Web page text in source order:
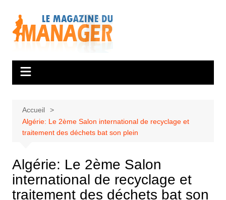
contenu
Accueil
Algérie: Le 2ème Salon international de recyclage et
traitement des déchets bat son plein
Algérie: Le 2ème Salon
international de recyclage et
traitement des déchets bat son